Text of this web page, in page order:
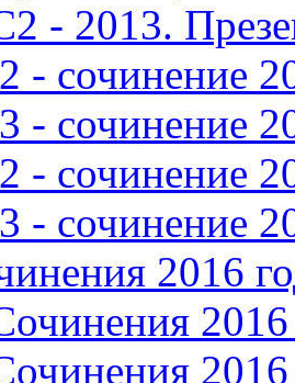
- 2013.
- сочинение
- сочинение
- сочинение
- сочинение
2016